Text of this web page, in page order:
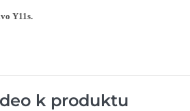
Y11s.
k produktu